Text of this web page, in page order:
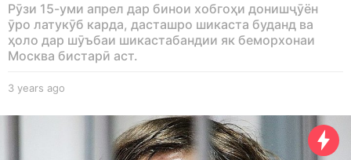
Рӯзи 15-уми апрел дар бинои хобгоҳи донишҷӯён
ӯро латукӯб карда, дасташро шикаста буданд ва
ҳоло дар шӯъбаи шикастабандии як беморхонаи
Москва бистарӣ аст.
3 years ago
e